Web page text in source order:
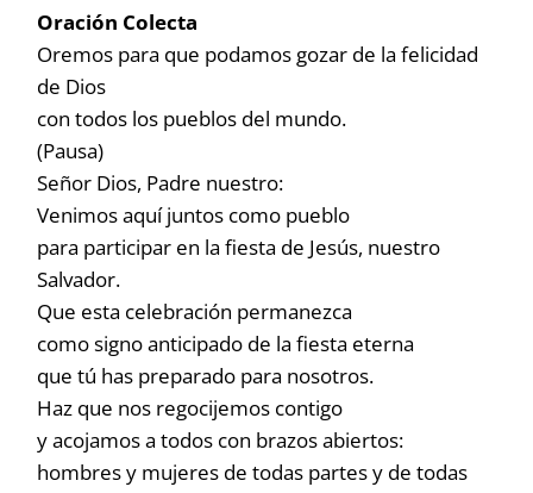
Oración Colecta
Oremos para que podamos gozar de la felicidad
de Dios
con todos los pueblos del mundo.
(Pausa)
Señor Dios, Padre nuestro:
Venimos aquí juntos como pueblo
para participar en la fiesta de Jesús, nuestro
Salvador.
Que esta celebración permanezca
como signo anticipado de la fiesta eterna
que tú has preparado para nosotros.
Haz que nos regocijemos contigo
y acojamos a todos con brazos abiertos:
hombres y mujeres de todas partes y de todas